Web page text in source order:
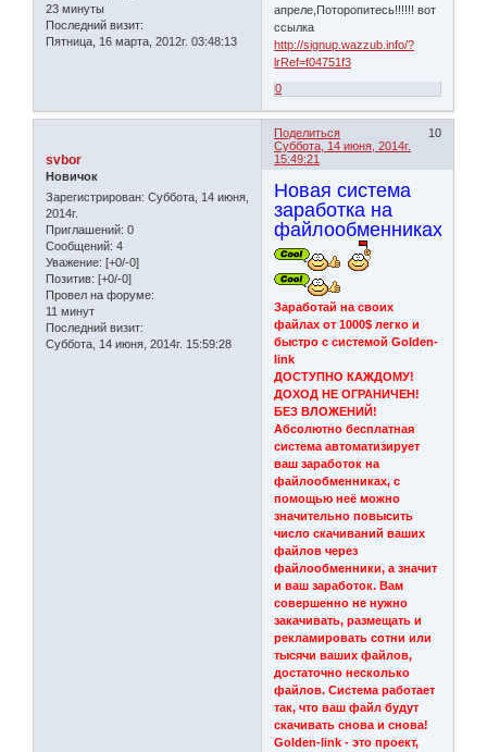
23 минуты
Последний визит:
Пятница, 16 марта, 2012г. 03:48:13
апреле,Поторопитесь!!!!!! вот
ссылка
http://signup.wazzub.info/?
lrRef=f04751f3
0
Поделиться
10
Суббота, 14 июня, 2014г.
15:49:21
svbor
Новичок
Зарегистрирован: Суббота, 14 июня,
2014г.
Приглашений: 0
Сообщений: 4
Уважение: [+0/-0]
Позитив: [+0/-0]
Провел на форуме:
11 минут
Последний визит:
Суббота, 14 июня, 2014г. 15:59:28
Новая система
заработка на
файлообменниках!
Заработай на своих
файлах от 1000$ легко и
быстро с системой Golden-
link
ДОСТУПНО КАЖДОМУ!
ДОХОД НЕ ОГРАНИЧЕН!
БЕЗ ВЛОЖЕНИЙ!
Абсолютно бесплатная
система автоматизирует
ваш заработок на
файлообменниках, с
помощью неё можно
значительно повысить
число скачиваний ваших
файлов через
файлообменники, а значит
и ваш заработок. Вам
совершенно не нужно
закачивать, размещать и
рекламировать сотни или
тысячи ваших файлов,
достаточно несколько
файлов. Система работает
так, что ваш файл будут
скачивать снова и снова!
Golden-link - это проект,